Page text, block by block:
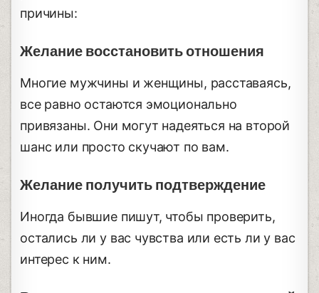
причины:
Желание восстановить отношения
Многие мужчины и женщины, расставаясь,
все равно остаются эмоционально
привязаны. Они могут надеяться на второй
шанс или просто скучают по вам.
Желание получить подтверждение
Иногда бывшие пишут, чтобы проверить,
остались ли у вас чувства или есть ли у вас
интерес к ним.